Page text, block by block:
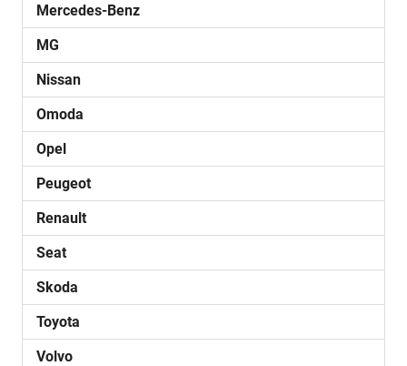
Mercedes-Benz
MG
Nissan
Omoda
Opel
Peugeot
Renault
Seat
Skoda
Toyota
Volvo